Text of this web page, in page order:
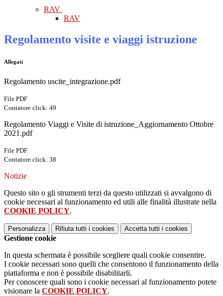
RAV
RAV
Regolamento visite e viaggi istruzione
Allegati
Regolamento uscite_integrazione.pdf
File PDF
Contatore click: 49
Regolamento Viaggi e Visite di istruzione_Aggiornamento Ottobre
2021.pdf
File PDF
Contatore click: 38
Notizie
Questo sito o gli strumenti terzi da questo utilizzati si avvalgono di
cookie necessari al funzionamento ed utili alle finalità illustrate nella
COOKIE POLICY.
Personalizza Rifiuta tutti i cookies Accetta tutti i cookies
Gestione cookie
In questa schermata è possibile scegliere quali cookie consentire.
I cookie necessari sono quelli che consentono il funzionamento della
piattaforma e non è possibile disabilitarli.
Per conoscere quali sono i cookie necessari al funzionamento potete
visionare la COOKIE POLICY.